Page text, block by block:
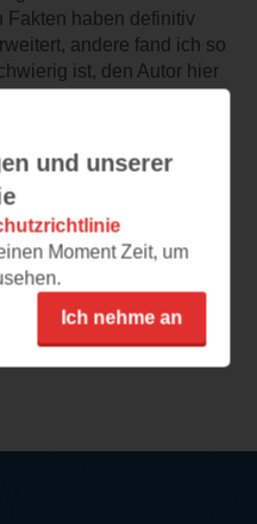
Fakten haben definitiv
andere fand ich so
ist, den Autor hier
phantastisch
vorangegangenen
und nach werde ich mir
und unserer
Moment Zeit, um
Ich nehme an